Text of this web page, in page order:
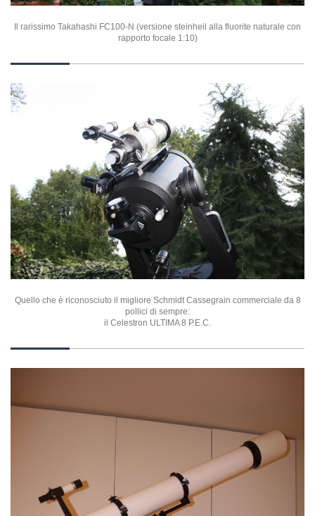
Il rarissimo Takahashi FC100-N (versione steinheil alla fluorite naturale con
rapporto focale 1:10)
Quello che è riconosciuto il migliore Schmidt Cassegrain commerciale da 8
pollici di sempre:
il Celestron ULTIMA 8 P.E.C.